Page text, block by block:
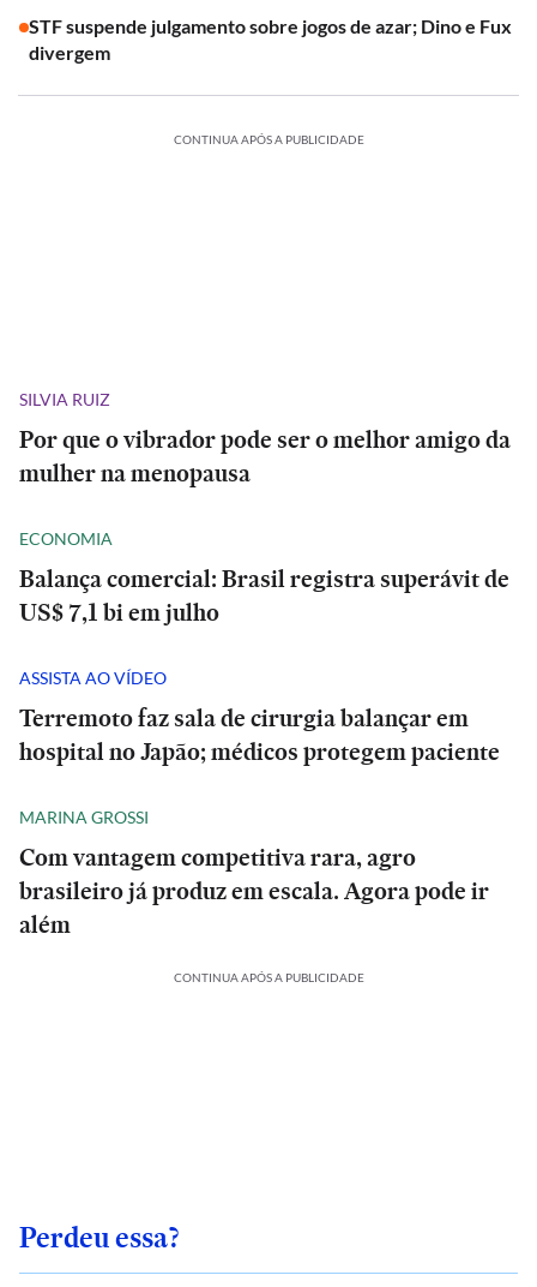
STF suspende julgamento sobre jogos de azar; Dino e Fux
divergem
CONTINUA APÓS A PUBLICIDADE
SILVIA RUIZ
Por que o vibrador pode ser o melhor amigo da
mulher na menopausa
ECONOMIA
Balança comercial: Brasil registra superávit de
US$ 7,1 bi em julho
ASSISTA AO VÍDEO
Terremoto faz sala de cirurgia balançar em
hospital no Japão; médicos protegem paciente
MARINA GROSSI
Com vantagem competitiva rara, agro
brasileiro já produz em escala. Agora pode ir
além
CONTINUA APÓS A PUBLICIDADE
Perdeu essa?